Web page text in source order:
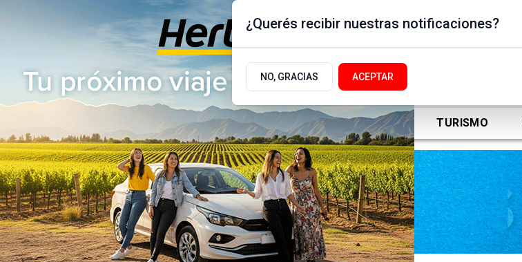
Sábado 8 de Agosto
de 2026
17.9ºc | Buenos Aires, AR
ACTUALIDAD POLÍTICA DEPORTES TURISMO
¿Querés recibir nuestras notificaciones?
NO, GRACIAS ACEPTAR